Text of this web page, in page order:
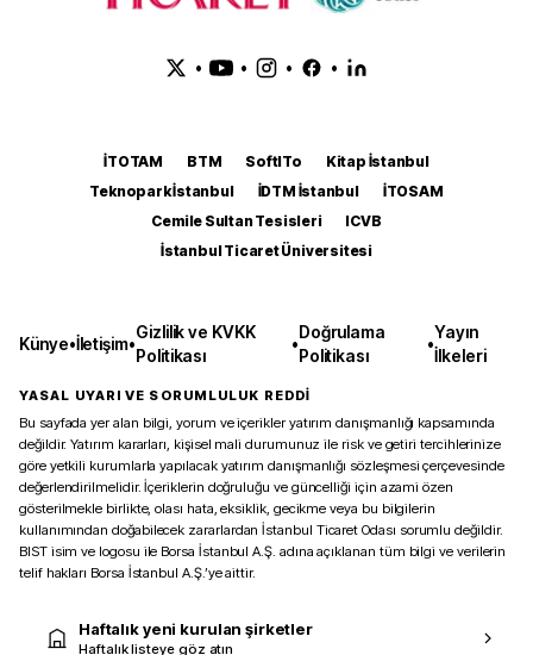
• • • •
İTOTAM BTM SoftITo
Kitap İstanbul
Teknopark İstanbul
İDTM İstanbul
İTOSAM
Cemile Sultan Tesisleri
ICVB
İstanbul Ticaret Üniversitesi
Künye•İletişim•
Gizlilik ve KVKK
Politikası
•
Doğrulama
Politikası
•
Yayın
İlkeleri
YASAL UYARI VE SORUMLULUK REDDİ
Bu sayfada yer alan bilgi, yorum ve içerikler yatırım danışmanlığı kapsamında
değildir. Yatırım kararları, kişisel mali durumunuz ile risk ve getiri tercihlerinize
göre yetkili kurumlarla yapılacak yatırım danışmanlığı sözleşmesi çerçevesinde
değerlendirilmelidir. İçeriklerin doğruluğu ve güncelliği için azami özen
gösterilmekle birlikte, olası hata, eksiklik, gecikme veya bu bilgilerin
kullanımından doğabilecek zararlardan İstanbul Ticaret Odası sorumlu değildir.
BIST isim ve logosu ile Borsa İstanbul A.Ş. adına açıklanan tüm bilgi ve verilerin
telif hakları Borsa İstanbul A.Ş.’ye aittir.
Haftalık yeni kurulan şirketler
Haftalık listeye göz atın